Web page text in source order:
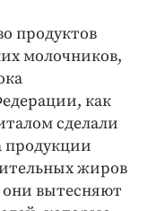
продуктов
молочников,
как
сделали
продукции
жиров
они вытесняют